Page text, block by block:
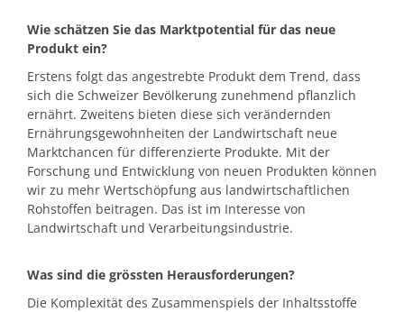
Wie schätzen Sie das Marktpotential für das neue
Produkt ein?
Erstens folgt das angestrebte Produkt dem Trend, dass
sich die Schweizer Bevölkerung zunehmend pflanzlich
ernährt. Zweitens bieten diese sich verändernden
Ernährungsgewohnheiten der Landwirtschaft neue
Marktchancen für differenzierte Produkte. Mit der
Forschung und Entwicklung von neuen Produkten können
wir zu mehr Wertschöpfung aus landwirtschaftlichen
Rohstoffen beitragen. Das ist im Interesse von
Landwirtschaft und Verarbeitungsindustrie.
Was sind die grössten Herausforderungen?
Die Komplexität des Zusammenspiels der Inhaltsstoffe